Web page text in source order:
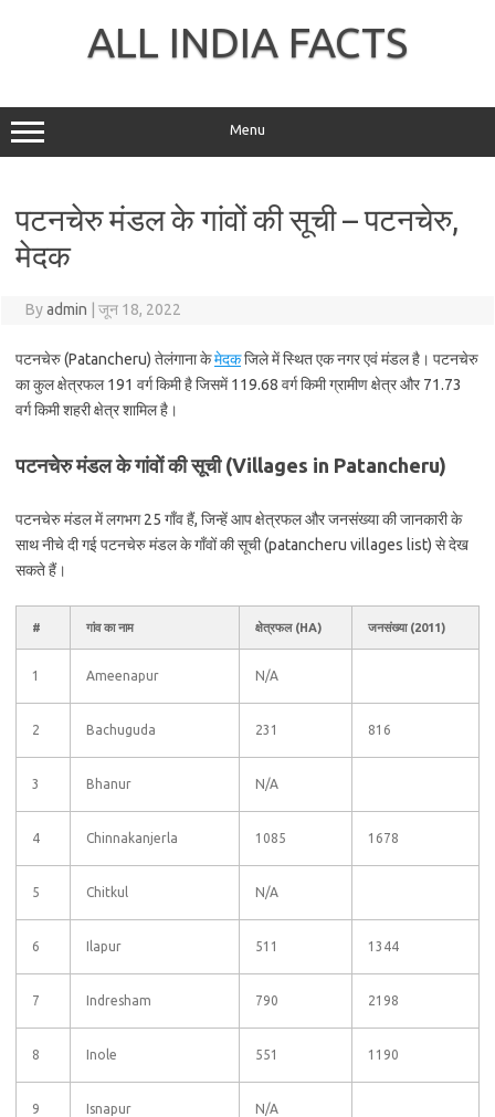
ALL INDIA FACTS
Menu
पटनचेरु मंडल के गांवों की सूची – पटनचेरु,
मेदक
Byadmin जून 18, 2022
पटनचेरु (Patancheru) तेलंगाना केमेदकजिले में स्थित एक नगर एवं मंडल है। पटनचेरु
का कुल क्षेत्रफल 191 वर्ग किमी है जिसमें 119.68 वर्ग किमी ग्रामीण क्षेत्र और 71.73
वर्ग किमी शहरी क्षेत्र शामिल है।
पटनचेरु मंडल के गांवों की सूची (Villages in Patancheru)
पटनचेरु मंडल में लगभग 25 गाँव हैं, जिन्हें आप क्षेत्रफल और जनसंख्या की जानकारी के
साथ नीचे दी गई पटनचेरु मंडल के गाँवों की सूची (patancheru villages list) से देख
सकते हैं।
# गांव का नाम क्षेत्रफल (HA) जनसंख्या (2011)
1 Ameenapur N/A
2 Bachuguda 231 816
3 Bhanur N/A
4 Chinnakanjerla 1085 1678
5 Chitkul N/A
6 Ilapur 511 1344
7 Indresham 790 2198
8 Inole 551 1190
9 Isnapur N/A